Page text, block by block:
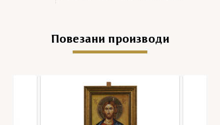
Повезани производи